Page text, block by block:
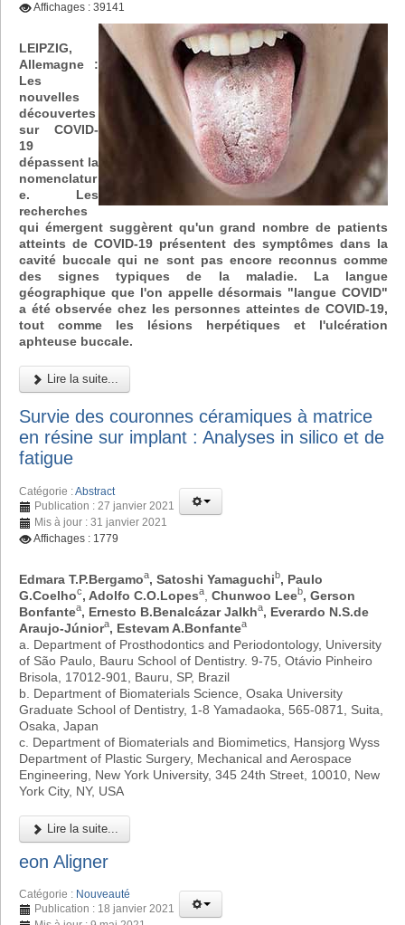
Affichages : 39141
LEIPZIG,
Allemagne :
Les
nouvelles
découvertes
sur COVID-
19
dépassent la
nomenclatur
e. Les
recherches
qui émergent suggèrent qu'un grand nombre de patients
atteints de COVID-19 présentent des symptômes dans la
cavité buccale qui ne sont pas encore reconnus comme
des signes typiques de la maladie. La langue
géographique que l'on appelle désormais "langue COVID"
a été observée chez les personnes atteintes de COVID-19,
tout comme les lésions herpétiques et l'ulcération
aphteuse buccale.
Lire la suite...
Survie des couronnes céramiques à matrice
en résine sur implant : Analyses in silico et de
fatigue
Catégorie :Abstract
Publication : 27 janvier 2021
Mis à jour : 31 janvier 2021
Affichages : 1779
Edmara T.P.Bergamoa, Satoshi Yamaguchib, Paulo
G.Coelhoc, Adolfo C.O.Lopesa Chunwoo Leeb, Gerson
Bonfantea, Ernesto B.Benalcázar Jalkha, Everardo N.S.de
Araujo-Júniora, Estevam A.Bonfantea
a. Department of Prosthodontics and Periodontology, University
of São Paulo, Bauru School of Dentistry. 9-75, Otávio Pinheiro
Brisola, 17012-901, Bauru, SP, Brazil
b. Department of Biomaterials Science, Osaka University
Graduate School of Dentistry, 1-8 Yamadaoka, 565-0871, Suita,
Osaka, Japan
c. Department of Biomaterials and Biomimetics, Hansjorg Wyss
Department of Plastic Surgery, Mechanical and Aerospace
Engineering, New York University, 345 24th Street, 10010, New
York City, NY, USA
Lire la suite...
eon Aligner
Catégorie : Nouveauté
Publication : 18 janvier 2021